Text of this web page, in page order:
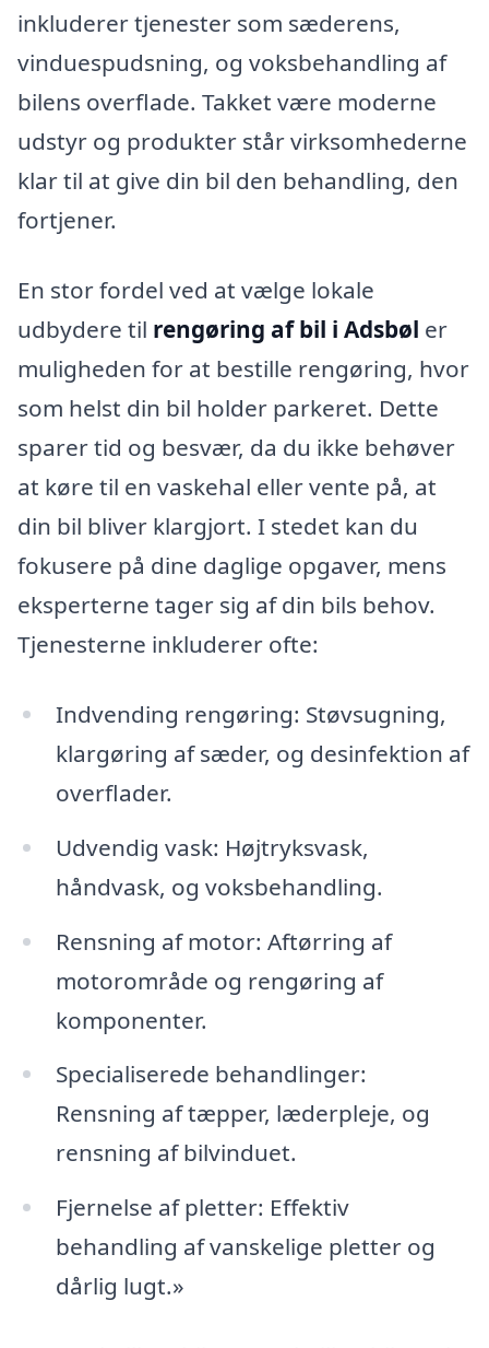
inkluderer tjenester som sæderens,
vinduespudsning, og voksbehandling af
bilens overflade. Takket være moderne
udstyr og produkter står virksomhederne
klar til at give din bil den behandling, den
fortjener.
En stor fordel ved at vælge lokale
udbydere til rengøring af bil i Adsbøl er
muligheden for at bestille rengøring, hvor
som helst din bil holder parkeret. Dette
sparer tid og besvær, da du ikke behøver
at køre til en vaskehal eller vente på, at
din bil bliver klargjort. I stedet kan du
fokusere på dine daglige opgaver, mens
eksperterne tager sig af din bils behov.
Tjenesterne inkluderer ofte:
Indvending rengøring: Støvsugning,
klargøring af sæder, og desinfektion af
overflader.
Udvendig vask: Højtryksvask,
håndvask, og voksbehandling.
Rensning af motor: Aftørring af
motorområde og rengøring af
komponenter.
Specialiserede behandlinger:
Rensning af tæpper, læderpleje, og
rensning af bilvinduet.
Fjernelse af pletter: Effektiv
behandling af vanskelige pletter og
dårlig lugt.»